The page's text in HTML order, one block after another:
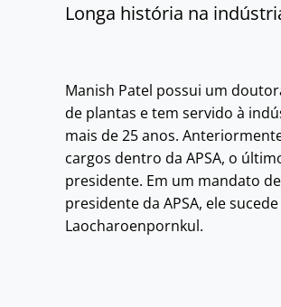
Longa história na
Manish Patel possui um
de plantas e tem servido à
mais de 25 anos.
cargos dentro da APSA, o
presidente. Em um mandato
presidente da APSA, ele
Laocharoenpornkul.